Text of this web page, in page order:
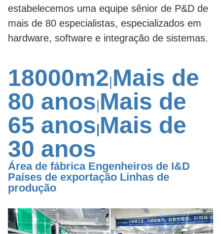
estabelecemos uma equipe sênior de P&D de
mais de 80 especialistas, especializados em
hardware, software e integração de sistemas.
18000m2|Mais de
80 anos|Mais de
65 anos|Mais de
30 anos
Área de fábrica Engenheiros de I&D
Países de exportação Linhas de
produção